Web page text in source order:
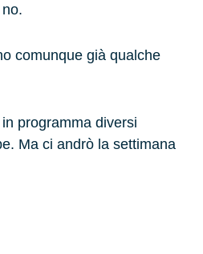
comunque già qualche
programma diversi
Ma ci andrò la settimana